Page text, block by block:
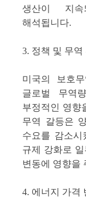
생산이 지
해석됩니다.
3. 정책 및 무역
미국의 보호
글로벌 무역
부정적인 영향
무역 갈등은
수요를 감소시
규제 강화로
변동에 영향을
4. 에너지 가격